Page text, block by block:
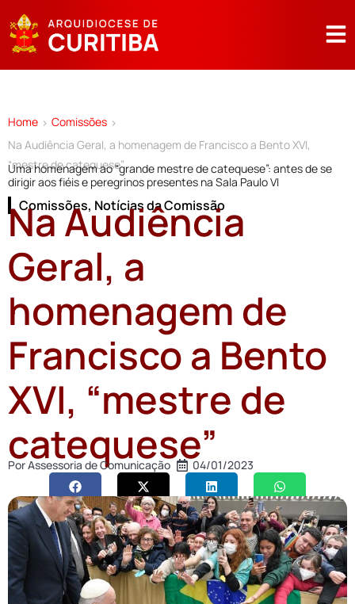
Home > Comissões >
Na Audiência Geral, a homenagem de Francisco a Bento XVI,
“mestre de catequese”
Uma homenagem ao “grande mestre de catequese”: antes de se
dirigir aos fiéis e peregrinos presentes na Sala Paulo VI
Comissões, Notícias da Comissão
Na Audiência
Geral, a
homenagem de
Francisco a Bento
XVI, “mestre de
catequese”
PorAssessoria de Comunicação 04/01/2023